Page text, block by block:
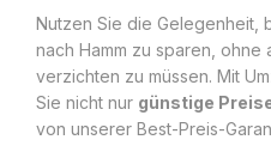
Nutzen Sie die Gelegenheit,
nach Hamm zu sparen, ohne
verzichten zu müssen. Mit
Sie nicht nur günstige
von unserer Best-Preis-